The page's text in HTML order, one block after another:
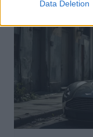
Data Deletion